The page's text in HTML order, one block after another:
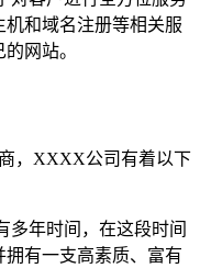
和域名注册等相关服
网站。
，XXXX公司有着以下
多年时间，在这段时间
有一支高素质、富有